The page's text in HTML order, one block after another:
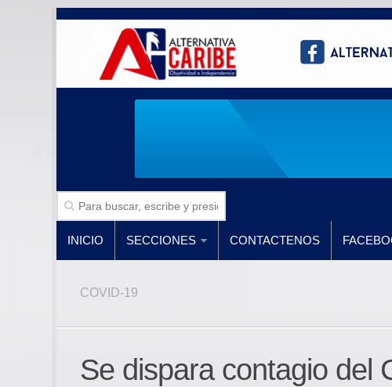
INICIO SECCIONES CONTACTENOS
COVID-19
Se dispara contagio del